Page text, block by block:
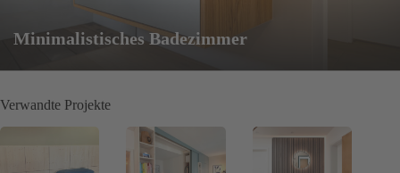
Minimalistisches Badezimmer
Verwandte Projekte